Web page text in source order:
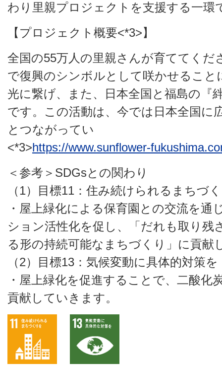
わり里親プロジェクトを支援する一環
【プロジェクト概要<*3>】
全国の55万人の里親さんが育ててくだ
で復興のシンボルとして咲かせること
光に繋げ、また、日本全国と福島の『
です。この活動は、今では日本全国に
とつながってい
<*3>https://www.sunflower-
＜参考＞SDGsとの関わり
（1）目標11：住み続けられるまちづ
・屋上緑化による保育園との交流を通
ション活性化を促し、
「だれも取り
る形の持続可能なまちづくり」に貢献
（2）目標13：気候変動に具体的対策を
・屋上緑化を促進することで、二酸化
貢献していきます。